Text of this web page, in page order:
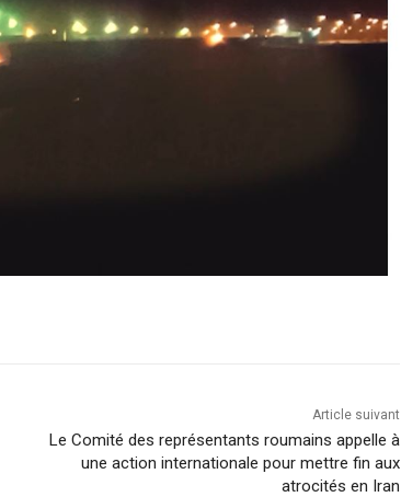
Article suivant
Le Comité des représentants roumains appelle à
une action internationale pour mettre fin aux
atrocités en Iran